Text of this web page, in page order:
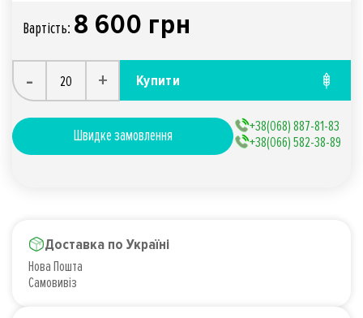
Вартiсть: 8 600 грн
- + Купити
Швидке замовлення
+38(068) 887-81-83
+38(066) 582-38-89
Доставка по Україні
Нова Пошта
Самовивіз